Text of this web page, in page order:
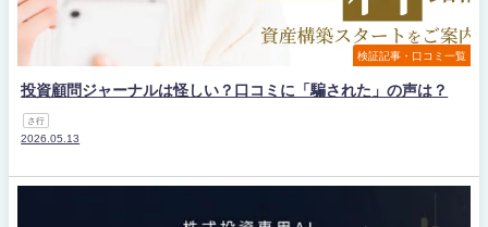
検証記事・口コミ一覧
投資顧問ジャーナルは怪しい？口コミに「騙された」の声は？
さ行
2026.05.13